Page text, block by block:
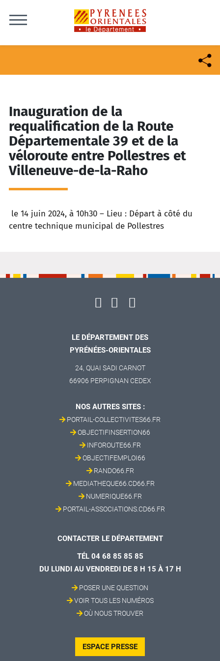
Inauguration de la
requalification de la Route
Départementale 39 et de la
véloroute entre Pollestres et
Villeneuve-de-la-Raho
le 14 juin 2024, à 10h30 – Lieu : Départ à côté du
centre technique municipal de Pollestres
LE DÉPARTEMENT DES
PYRÉNÉES-ORIENTALES
24, QUAI SADI CARNOT
66906 PERPIGNAN CEDEX
NOS AUTRES SITES :
PORTAIL-COLLECTIVITES66.FR
OBJECTIFINSERTION66
INFOROUTE66.FR
OBJECTIFEMPLOI66
RANDO66.FR
MEDIATHEQUE66.CD66.FR
NUMERIQUE66.FR
PORTAIL-ASSOCIATIONS.CD66.FR
CONTACTER LE DÉPARTEMENT
TÉL 04 68 85 85 85
DU LUNDI AU VENDREDI DE 8 H 15 À 17 H
POSER UNE QUESTION
VOIR TOUS LES NUMÉROS
OÙ NOUS TROUVER
ESPACE PRESSE